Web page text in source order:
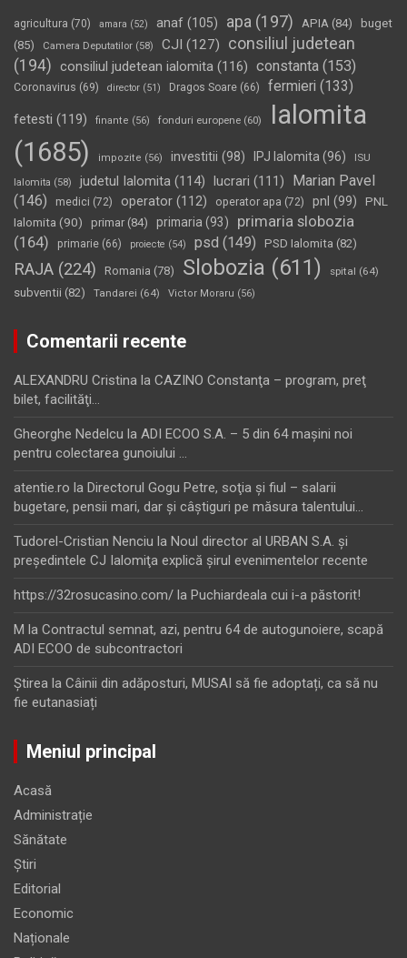
agricultura (70) amara (52) anaf (105) apa (197) APIA (84)
buget
(85)
Camera Deputatilor (58) CJI (127)
consiliul judetean
(194) consiliul judetean ialomita (116) constanta (153)
Coronavirus (69) director (51) Dragos Soare (66) fermieri (133)
fetesti (119) finante (56) fonduri europene (60)
Ialomita
(1685)
impozite (56) investitii (98) IPJ Ialomita (96) ISU
Ialomita (58) judetul Ialomita (114) lucrari (111)
Marian Pavel
(146)
medici (72) operator (112) operator apa (72) pnl (99)
PNL
Ialomita (90) primar(84) primaria (93)
primaria slobozia
(164)
primarie (66) proiecte (54) psd (149) PSD Ialomita (82)
RAJA (224) Romania (78) Slobozia (611) spital (64)
subventii (82) Tandarei (64) Victor Moraru (56)
Comentarii recente
ALEXANDRU Cristina la CAZINO Constanţa – program, preţ
bilet, facilităţi…
Gheorghe Nedelcu la ADI ECOO S.A. – 5 din 64 maşini noi
pentru colectarea gunoiului …
atentie.ro la Directorul Gogu Petre, soţia şi fiul – salarii
bugetare, pensii mari, dar şi câştiguri pe măsura talentului…
Tudorel-Cristian Nenciu la Noul director al URBAN S.A. şi
preşedintele CJ Ialomiţa explică şirul evenimentelor recente
https://32rosucasino.com/ la Puchiardeala cui i-a păstorit!
M la Contractul semnat, azi, pentru 64 de autogunoiere, scapă
ADI ECOO de subcontractori
Ştirea la Câinii din adăposturi, MUSAI să fie adoptați, ca să nu
fie eutanasiați
Meniul principal
Acasă
Administrație
Sănătate
Știri
Editorial
Economic
Naționale